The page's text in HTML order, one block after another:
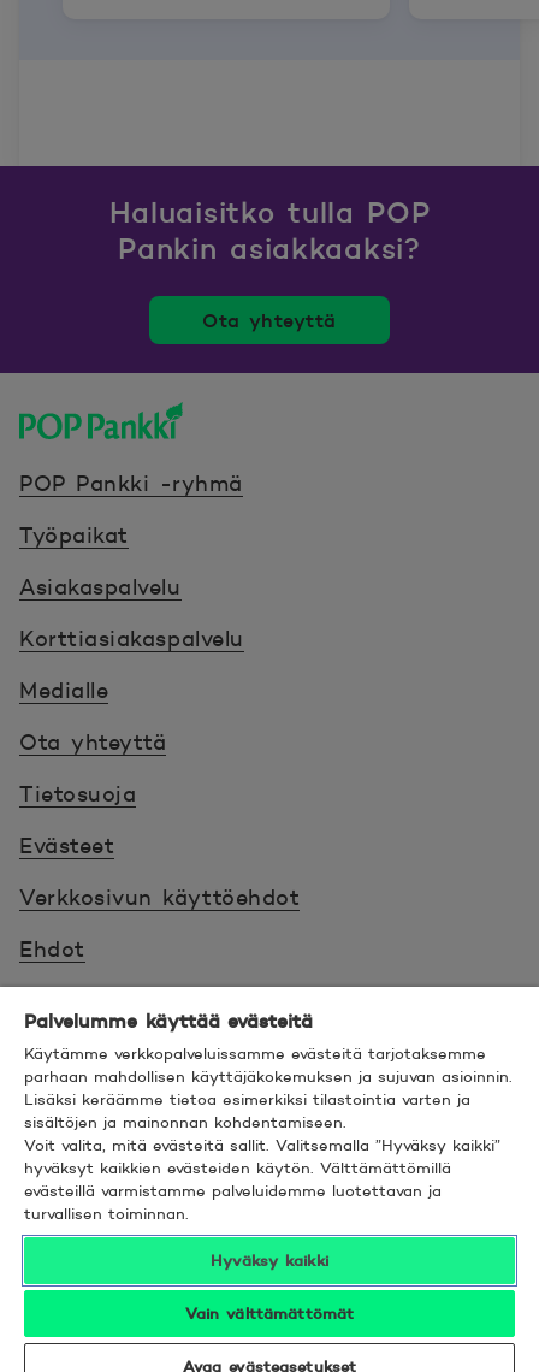
Haluaisitko tulla POP
Pankin asiakkaaksi?
Ota yhteyttä
POP Pankki -ryhmä
Työpaikat
Asiakaspalvelu
Korttiasiakaspalvelu
Medialle
Ota yhteyttä
Tietosuoja
Evästeet
Verkkosivun käyttöehdot
Ehdot
Saavutettavuus
Hyödyllistä tietää
© 2026 POP Pankki,Hevosenkenkä 3, 02600
ESPOO
Seuraa meitä sosiaalisessa mediassa
Palvelumme käyttää evästeitä
Käytämme verkkopalveluissamme evästeitä tarjotaksemme
parhaan mahdollisen käyttäjäkokemuksen ja sujuvan asioinnin.
Lisäksi keräämme tietoa esimerkiksi tilastointia varten ja
sisältöjen ja mainonnan kohdentamiseen.
Voit valita, mitä evästeitä sallit. Valitsemalla ”Hyväksy kaikki”
hyväksyt kaikkien evästeiden käytön. Välttämättömillä
evästeillä varmistamme palveluidemme luotettavan ja
turvallisen toiminnan.
Hyväksy kaikki
Vain välttämättömät
Avaa evästeasetukset